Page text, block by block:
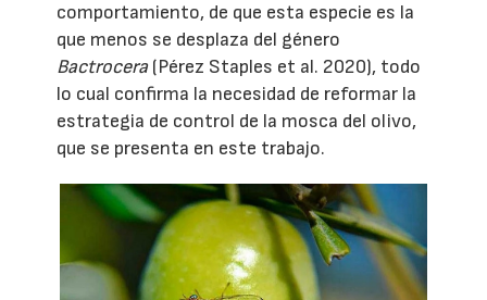
comportamiento, de que esta especie es la
que menos se desplaza del género
Bactrocera (Pérez Staples et al. 2020), todo
lo cual confirma la necesidad de reformar la
estrategia de control de la mosca del olivo,
que se presenta en este trabajo.